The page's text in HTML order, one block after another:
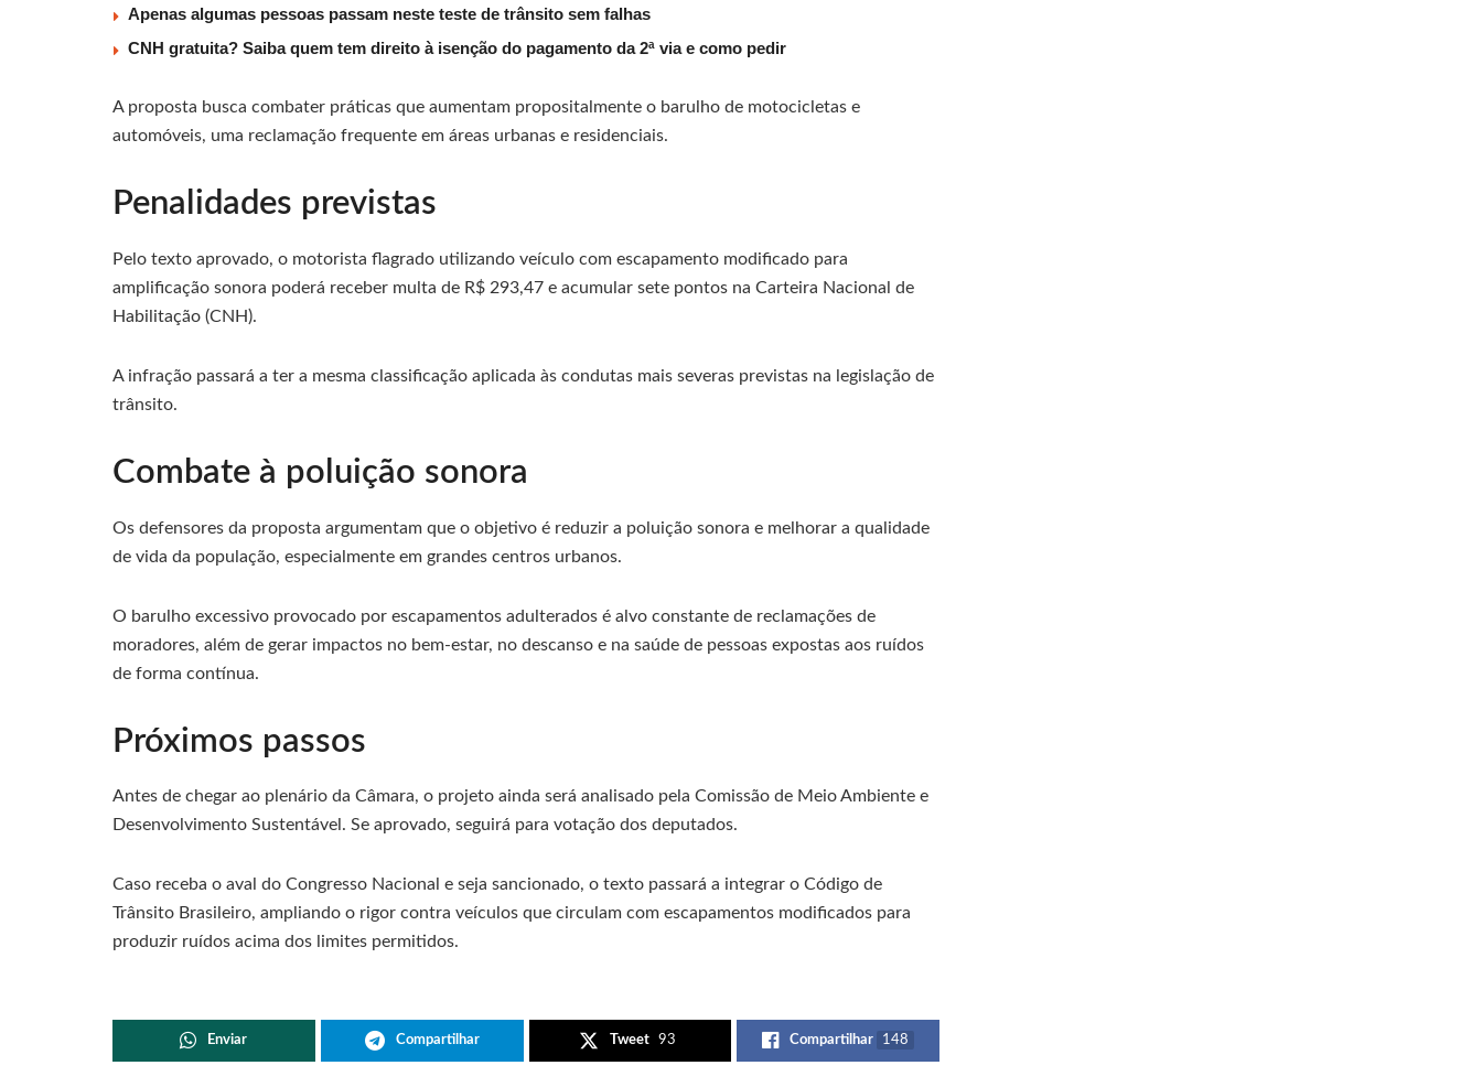
Apenas algumas pessoas passam neste teste de trânsito sem falhas
CNH gratuita? Saiba quem tem direito à isenção do pagamento da 2ª via e como pedir
A proposta busca combater práticas que aumentam propositalmente o barulho de motocicletas e
automóveis, uma reclamação frequente em áreas urbanas e residenciais.
Penalidades previstas
Pelo texto aprovado, o motorista flagrado utilizando veículo com escapamento modificado para
amplificação sonora poderá receber multa de R$ 293,47 e acumular sete pontos na Carteira Nacional de
Habilitação (CNH).
A infração passará a ter a mesma classificação aplicada às condutas mais severas previstas na legislação de
trânsito.
Combate à poluição sonora
Os defensores da proposta argumentam que o objetivo é reduzir a poluição sonora e melhorar a qualidade
de vida da população, especialmente em grandes centros urbanos.
O barulho excessivo provocado por escapamentos adulterados é alvo constante de reclamações de
moradores, além de gerar impactos no bem-estar, no descanso e na saúde de pessoas expostas aos ruídos
de forma contínua.
Próximos passos
Antes de chegar ao plenário da Câmara, o projeto ainda será analisado pela Comissão de Meio Ambiente e
Desenvolvimento Sustentável. Se aprovado, seguirá para votação dos deputados.
Caso receba o aval do Congresso Nacional e seja sancionado, o texto passará a integrar o Código de
Trânsito Brasileiro, ampliando o rigor contra veículos que circulam com escapamentos modificados para
produzir ruídos acima dos limites permitidos.
Enviar Compartilhar Tweet 93 Compartilhar 148